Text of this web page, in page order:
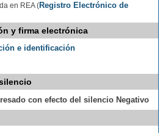
en REA (Registro Electrónico de
y firma electrónica
e identificación
con efecto del silencio Negativo